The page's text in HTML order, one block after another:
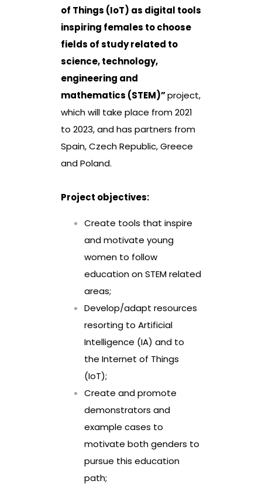
of Things (IoT) as digital tools
inspiring females to choose
fields of study related to
science, technology,
engineering and
mathematics (STEM)”project,
which will take place from 2021
to 2023, and has partners from
Spain, Czech Republic, Greece
and Poland.
Project objectives:
Create tools that inspire
and motivate young
women to follow
education on STEM related
areas;
Develop/adapt resources
resorting to Artificial
Intelligence (IA) and to
the Internet of Things
(IoT);
Create and promote
demonstrators and
example cases to
motivate both genders to
pursue this education
path;